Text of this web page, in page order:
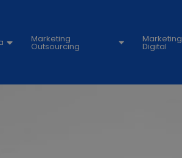
Marketing
Outsourcing
Marketing
Digital